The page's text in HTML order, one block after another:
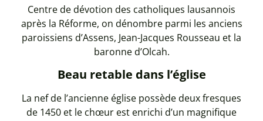
Centre de dévotion des catholiques lausannois
après la Réforme, on dénombre parmi les anciens
paroissiens d’Assens, Jean-Jacques Rousseau et la
baronne d’Olcah.
Beau retable dans l’église
La nef de l’ancienne église possède deux fresques
de 1450 et le chœur est enrichi d’un magnifique